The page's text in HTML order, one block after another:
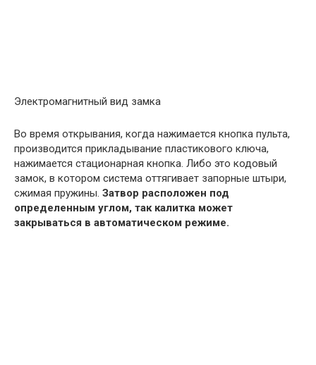
Электромагнитный вид замка
Во время открывания, когда нажимается кнопка пульта,
производится прикладывание пластикового ключа,
нажимается стационарная кнопка. Либо это кодовый
замок, в котором система оттягивает запорные штыри,
сжимая пружины. Затвор расположен под
определенным углом, так калитка может
закрываться в автоматическом режиме.